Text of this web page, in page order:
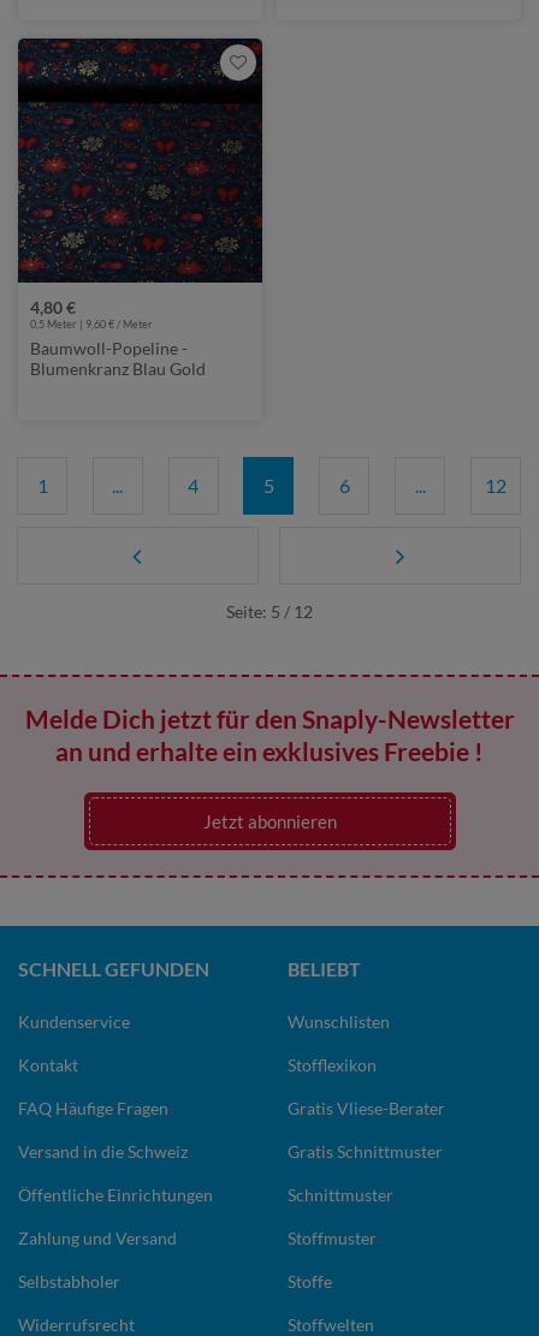
4,80 €
0,5 Meter | 9,60 € / Meter
Baumwoll-Popeline -
Blumenkranz Blau Gold
1 ... 4 5 6 ... 12
Seite: 5 / 12
Melde Dich jetzt für den Snaply-Newsletter
an und erhalte ein exklusives Freebie !
Jetzt abonnieren
SCHNELL GEFUNDEN
Kundenservice
Kontakt
FAQ Häufige Fragen
Versand in die Schweiz
Öffentliche Einrichtungen
Zahlung und Versand
Selbstabholer
Widerrufsrecht
BELIEBT
Wunschlisten
Stofflexikon
Gratis Vliese-Berater
Gratis Schnittmuster
Schnittmuster
Stoffmuster
Stoffe
Stoffwelten